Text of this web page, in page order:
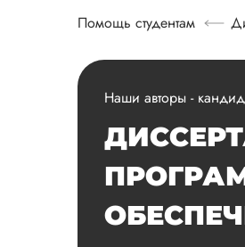
Помощь студентам
Наши авторы -